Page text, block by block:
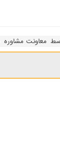
معاونت مشاوره